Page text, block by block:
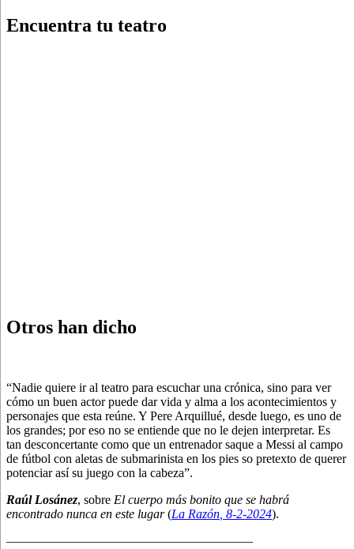
Encuentra tu teatro
Otros han dicho
“Nadie quiere ir al teatro para escuchar una crónica, sino para ver
cómo un buen actor puede dar vida y alma a los acontecimientos y
personajes que esta reúne. Y Pere Arquillué, desde luego, es uno de
los grandes; por eso no se entiende que no le dejen interpretar. Es
tan desconcertante como que un entrenador saque a Messi al campo
de fútbol con aletas de submarinista en los pies so pretexto de querer
potenciar así su juego con la cabeza”.
Raúl Losánez, sobre El cuerpo más bonito que se habrá
encontrado nunca en este lugar(La Razón , 8-2-2024).
———————————————————–